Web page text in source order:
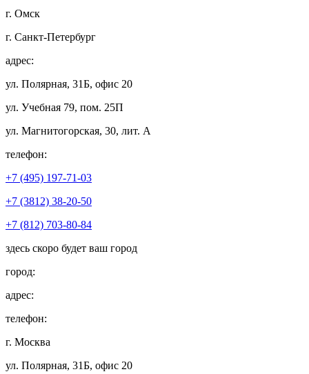
г. Омск
г. Санкт-Петербург
адрес:
ул. Полярная, 31Б, офис 20
ул. Учебная 79, пом. 25П
ул. Магнитогорская, 30, лит. А
телефон:
+7 (495) 197-71-03
+7 (3812) 38-20-50
+7 (812) 703-80-84
здесь скоро будет ваш город
город:
адрес:
телефон:
г. Москва
ул. Полярная, 31Б, офис 20